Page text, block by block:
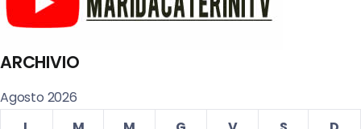
ARCHIVIO
Agosto 2026